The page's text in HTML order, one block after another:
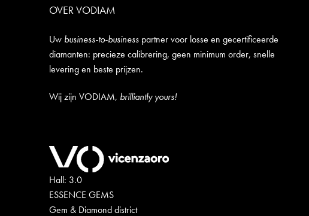
OVER VODIAM
Uw business-to-businesspartner voor losse en gecertificeerde
diamanten: precieze calibrering, geen minimum order, snelle
levering en beste prijzen.
Wij zijn VODIAM, brilliantly yours!
Hall: 3.0
ESSENCE GEMS
Gem & Diamond district